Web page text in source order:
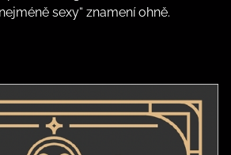
sexy“ znamení ohně.